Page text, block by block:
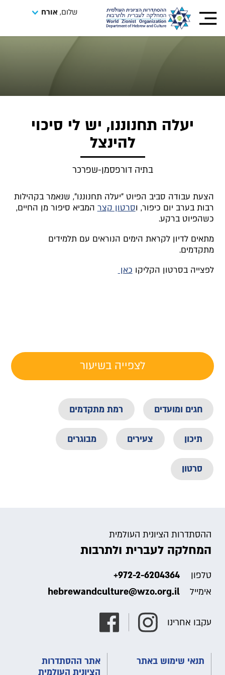
שלום, אורח
יעלה תחנוננו, יש לי סיכוי
להינצל
בתיה דורפסמן-שפרכר
הצעת עבודה סביב הפיוט "יעלה תחנוננו", שנאמר בקהילות
רבות בערב יום כיפור, וסרטון קצר המביא סיפור מן החיים,
כשהפיוט ברקע.
מתאים לדיון לקראת הימים הנוראים עם תלמידים
מתקדמים.
לפצייה בסרטון הקליקו כאן
לצפייה בשיעור
חגים ומועדים רמת מתקדמים
תיכון צעירים מבוגרים
סרטון
ההסתדרות הציונית העולמית
המחלקה לעברית ולתרבות
טלפון +972-2-6204364
אימייל hebrewandculture@wzo.org.il
עקבו אחרינו
תנאי שימוש באתר
אתר ההסתדרות
הציונית העולמית